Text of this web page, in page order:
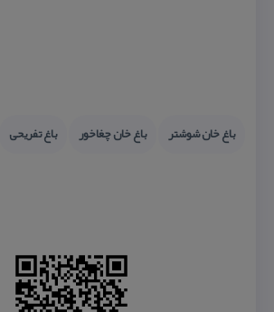
باغ خان شوشتر باغ خان چغاخور باغ تفریحی